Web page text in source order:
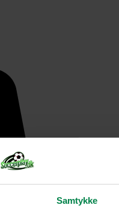
Samtykke